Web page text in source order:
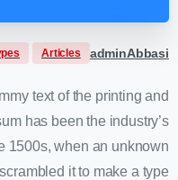
adminAbbasi
Articles
text of the printing and
has been the industry’s
1500s, when an unknown
it to make a type